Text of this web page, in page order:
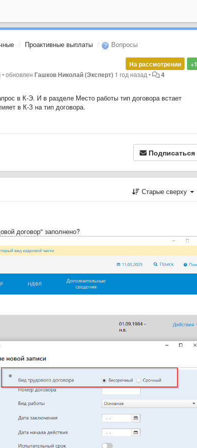
Проактивные выплаты Вопросы
+1
На рассмотрении
•обновленГашков Николай (Эксперт) 1 год назад • 4
в К-Э. И в разделе Место работы тип договора встает
в К-З на тип договора.
Подписаться
Старые сверху
договор" заполнено?